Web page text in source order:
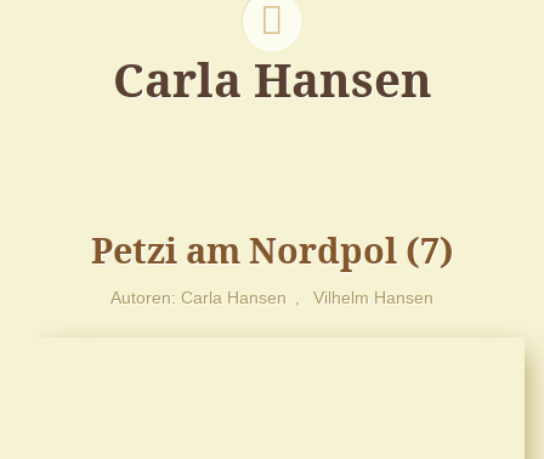
Carla Hansen
Petzi am Nordpol (7)
Autoren Carla Hansen Vilhelm Hansen